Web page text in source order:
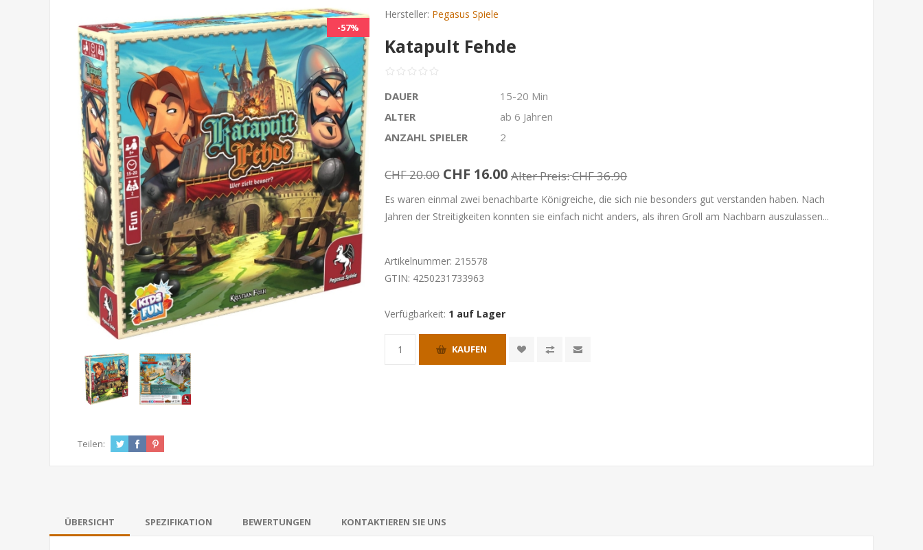
-57%
Hersteller: Pegasus Spiele
Katapult Fehde
DAUER
15-20 Min
ALTER
ab 6 Jahren
ANZAHL SPIELER
2
CHF 20.00 CHF 16.00 Alter Preis:CHF 36.90
Es waren einmal zwei benachbarte Königreiche, die sich nie besonders gut verstanden haben. Nach
Jahren der Streitigkeiten konnten sie einfach nicht anders, als ihren Groll am Nachbarn auszulassen...
Artikelnummer: 215578
GTIN: 4250231733963
Verfügbarkeit: 1 auf Lager
KAUFEN
Teilen:
ÜBERSICHT SPEZIFIKATION BEWERTUNGEN KONTAKTIEREN SIE UNS